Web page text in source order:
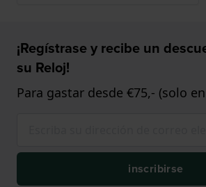
¡Regístrase y recibe un
su Reloj!
Para gastar desde €75,- (solo
inscribirse